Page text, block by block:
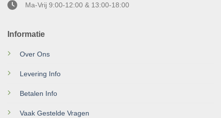
Informatie
Over Ons
Levering Info
Betalen Info
Vaak Gestelde Vragen
Ma-Vrij 9:00-12:00 & 13:00-18:00